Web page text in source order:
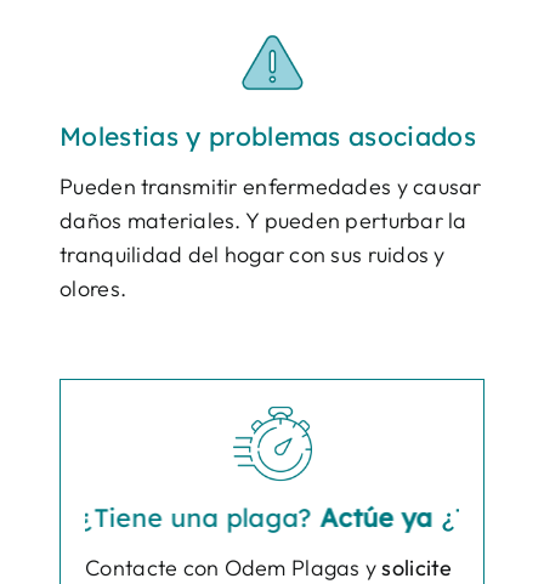
Molestias y problemas asociados
Pueden transmitir enfermedades y causar
daños materiales. Y pueden perturbar la
tranquilidad del hogar con sus ruidos y
olores.
¿Tiene una plaga?Actúe ya ¿Tiene una
Contacte con Odem Plagas ysolicite